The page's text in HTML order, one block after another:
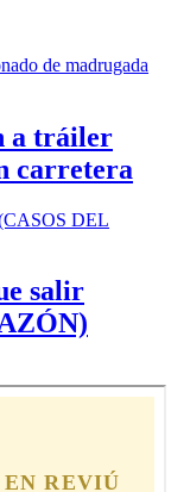
a tráiler
carretera
salir